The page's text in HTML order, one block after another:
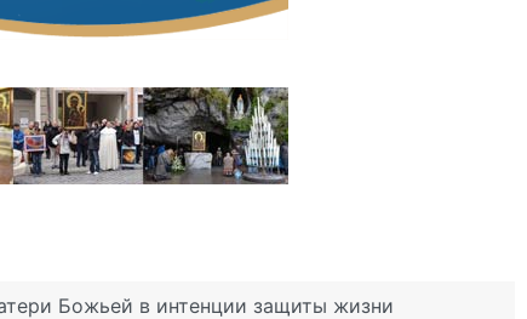
Божьей в интенции защиты жизни